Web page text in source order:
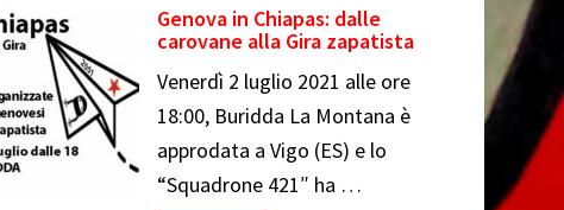
Genova in Chiapas: dalle
carovane alla Gira zapatista
Venerdì 2 luglio 2021 alle ore
18:00, Buridda La Montana è
approdata a Vigo (ES) e lo
“Squadrone 421″ ha …